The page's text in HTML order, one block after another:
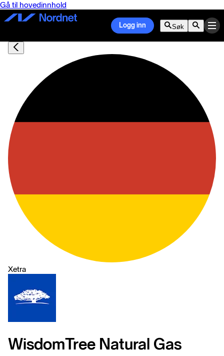
Gå til hovedinnhold
Logg inn Søk
Xetra
WisdomTree Natural Gas